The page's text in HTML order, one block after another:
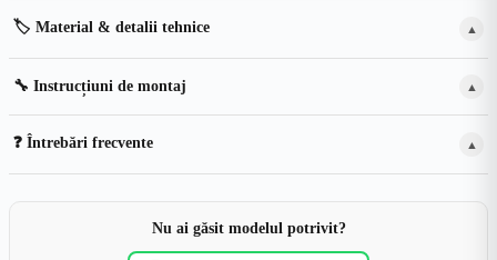
🏷️ Material & detalii tehnice ▲
🔧 Instrucțiuni de montaj ▲
❓ Întrebări frecvente ▲
Nu ai găsit modelul potrivit?